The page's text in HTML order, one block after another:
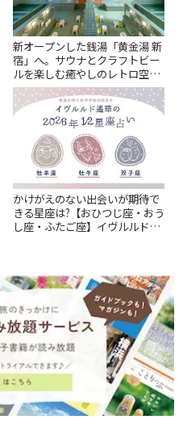
新オープンした銭湯「黄金湯 新
宿」へ。サウナとクラフトビー
ルを楽しむ癒やしのレトロ空間
| ことりっぷ
かけがえのない出会いが期待で
きる星座は?【おひつじ座・おう
し座・ふたご座】イヴルルド遙